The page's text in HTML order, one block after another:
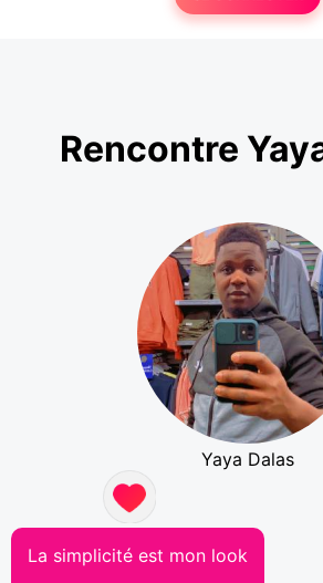
Rencontre
Yaya Dalas
La simplicité est mon look